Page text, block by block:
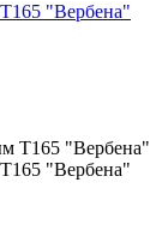
"Вербена"
"Вербена"